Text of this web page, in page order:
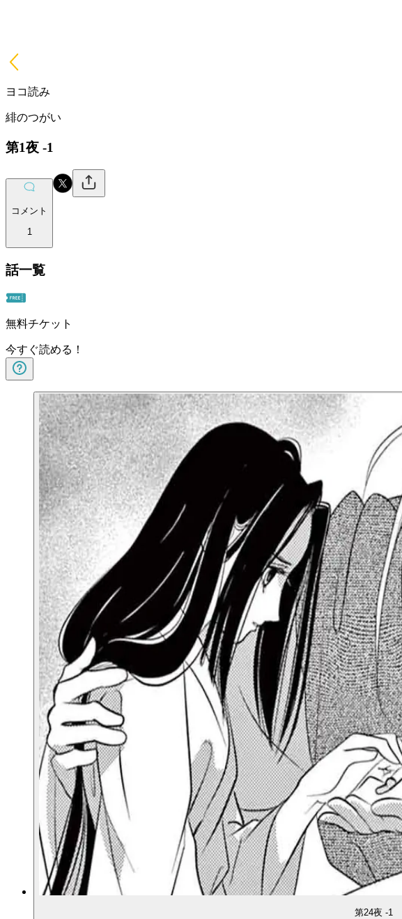
ヨコ読み
緋のつがい
第1夜 -1
コメント
1
話一覧
無料チケット
今すぐ読める！
第24夜 -1